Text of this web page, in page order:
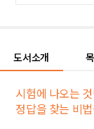
도서소개
시험에 나오는
정답을 찾는 비